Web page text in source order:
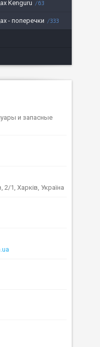
Kenguru 63
- поперечки 333
и запасные
2/1, Харків, Україна